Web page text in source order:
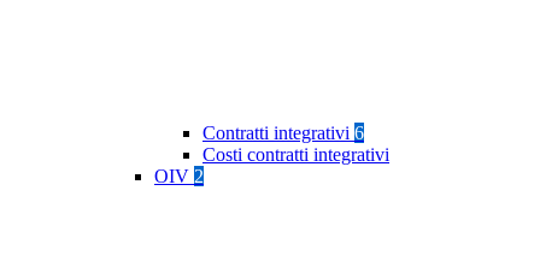
Contratti integrativi 6
Costi contratti integrativi
OIV 2